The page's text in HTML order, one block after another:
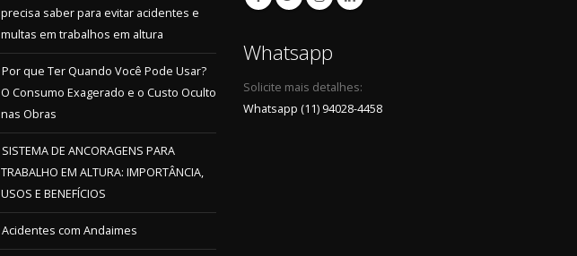
precisa saber para evitar acidentes e
multas em trabalhos em altura
Por que Ter Quando Você Pode Usar?
O Consumo Exagerado e o Custo Oculto
nas Obras
SISTEMA DE ANCORAGENS PARA
TRABALHO EM ALTURA: IMPORTÂNCIA,
USOS E BENEFÍCIOS
Acidentes com Andaimes
Whatsapp
Solicite mais detalhes:
Whatsapp (11) 94028-4458